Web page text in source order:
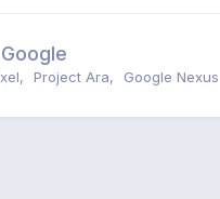
Project Ara Google Nexus